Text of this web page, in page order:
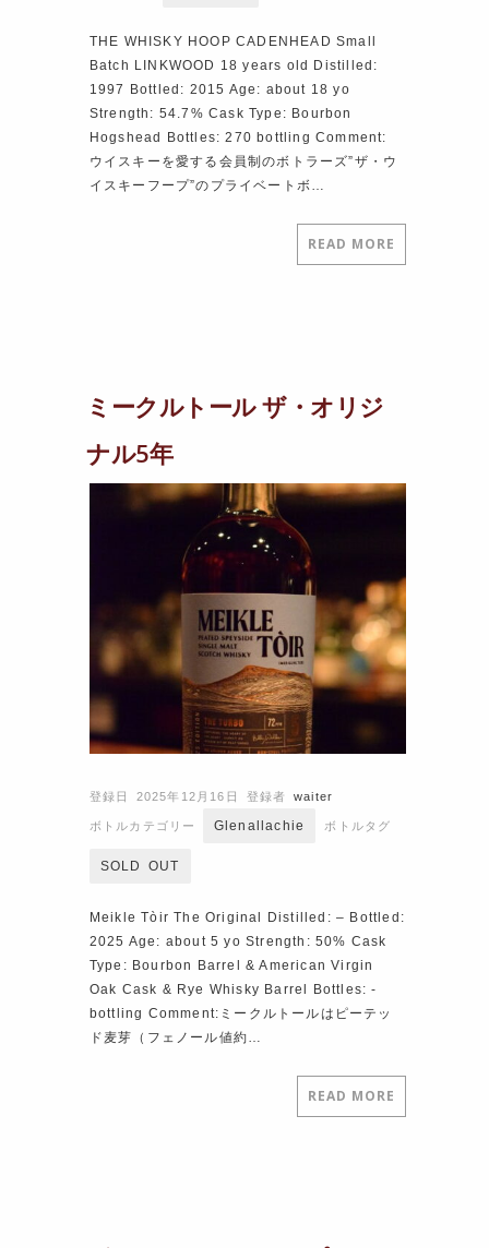
THE WHISKY HOOP CADENHEAD Small
Batch LINKWOOD 18 years old Distilled:
1997 Bottled: 2015 Age: about 18 yo
Strength: 54.7% Cask Type: Bourbon
Hogshead Bottles: 270 bottling Comment:
ウイスキーを愛する会員制のボトラーズ”ザ・ウ
イスキーフープ”のプライベートボ…
READ MORE
ミークルトール ザ・オリジ
ナル5年
登録日 2025年12月16日 登録者 waiter
ボトルカテゴリー Glenallachie ボトルタグ
SOLD OUT
Meikle Tòir The Original Distilled: – Bottled:
2025 Age: about 5 yo Strength: 50% Cask
Type: Bourbon Barrel & American Virgin
Oak Cask & Rye Whisky Barrel Bottles: ‐
bottling Comment:ミークルトールはピーテッ
ド麦芽（フェノール値約…
READ MORE